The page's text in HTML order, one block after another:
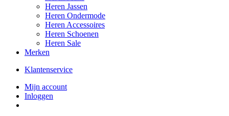
Heren Jassen
Heren Ondermode
Heren Accessoires
Heren Schoenen
Heren Sale
Merken
Klantenservice
Mijn account
Inloggen